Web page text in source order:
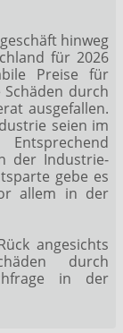
hinweg
für 2026
Preise für
Schäden durch
ausgefallen.
seien im
der Industrie-
gebe es
allem in der
angesichts
durch
in der